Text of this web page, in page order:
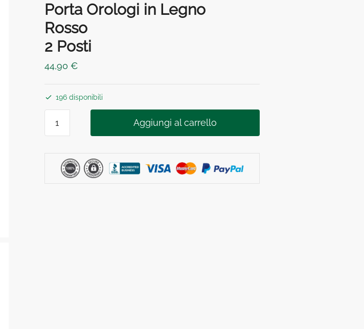
Porta Orologi in Legno
Rosso
2 Posti
44,90 €
196 disponibili
Orologi
Rosso
Aggiungi al carrello